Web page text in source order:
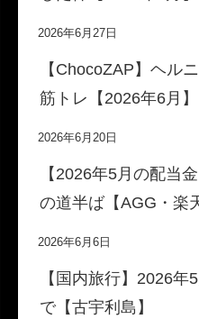
2026年6月27日
【ChocoZAP】ヘル
筋トレ【2026年6月】
2026年6月20日
【2026年5月の配当
の道半ば【AGG・楽
2026年6月6日
【国内旅行】2026
で【古宇利島】